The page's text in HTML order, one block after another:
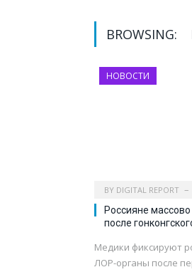
BROWSING:
НОВОСТИ
BY DIGITAL REPORT
Россияне
после
Медики фиксируют
ЛОР-органы после